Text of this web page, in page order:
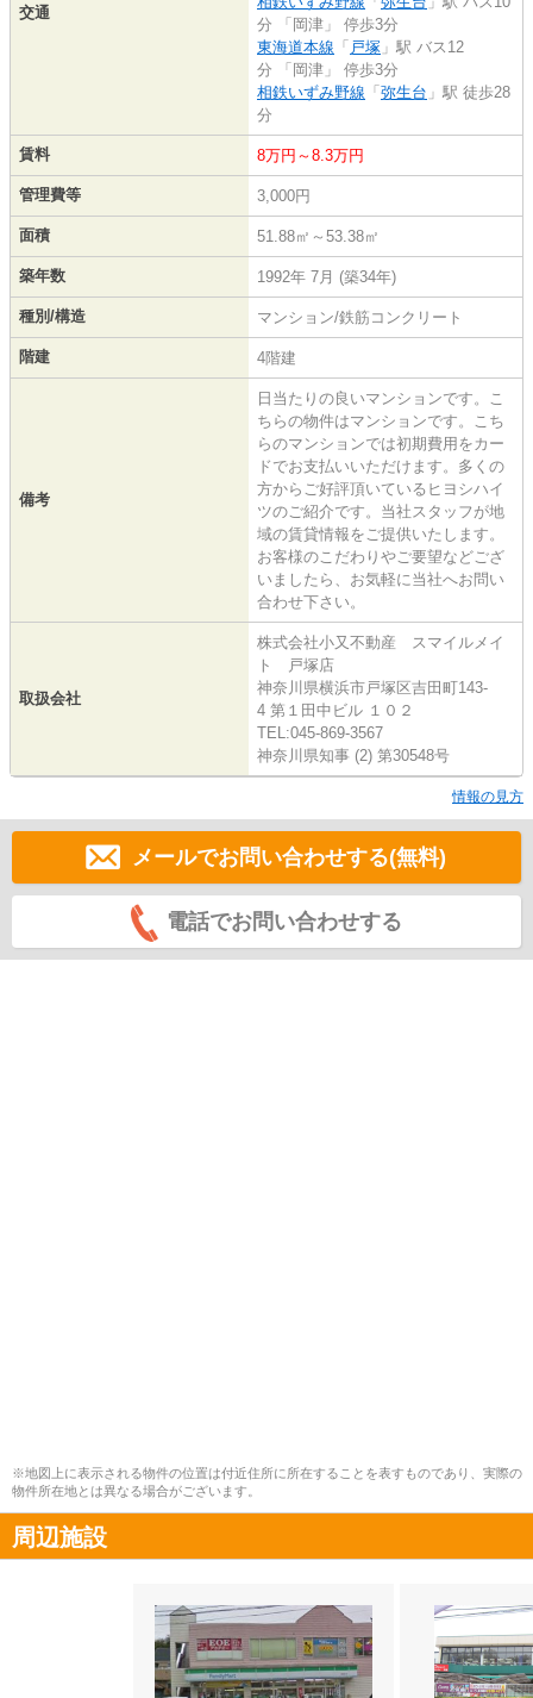
交通
分 「岡津」 停歩3分
東海道本線 「 戸塚 」駅 バス12
分 「岡津」 停歩3分
相鉄いずみ野線 「 弥生台 」駅 徒歩28
分
賃料 8万円～8.3万円
管理費等 3,000円
面積 51.88㎡～53.38㎡
築年数 1992年 7月 (築34年)
種別/構造 マンション/鉄筋コンクリート
階建 4階建
備考
日当たりの良いマンションです。こ
ちらの物件はマンションです。こち
らのマンションでは初期費用をカー
ドでお支払いいただけます。多くの
方からご好評頂いているヒヨシハイ
ツのご紹介です。当社スタッフが地
域の賃貸情報をご提供いたします。
お客様のこだわりやご要望などござ
いましたら、お気軽に当社へお問い
合わせ下さい。
取扱会社
株式会社小又不動産 スマイルメイ
ト 戸塚店
神奈川県横浜市戸塚区吉田町143-
4 第１田中ビル １０２
TEL:045-869-3567
神奈川県知事 (2) 第30548号
情報の見方
メールでお問い合わせする(無料)
電話でお問い合わせする
※地図上に表示される物件の位置は付近住所に所在することを表すものであり、実際の
物件所在地とは異なる場合がございます。
周辺施設